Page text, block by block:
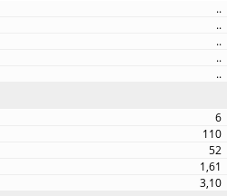
..
..
..
..
..
6
110
52
1,61
3,10